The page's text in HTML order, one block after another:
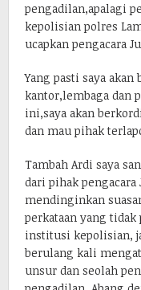
pengadilan,apalagi
kepolisian polres
ucapkan pengacara
Yang pasti saya
kantor,lembaga dan
ini,saya akan
dan mau pihak
Tambah Ardi saya
dari pihak pengacara
mendinginkan
perkataan yang
institusi kepolisian,
berulang kali
unsur dan seolah